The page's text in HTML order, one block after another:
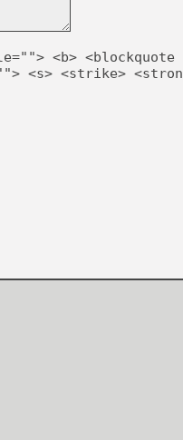
<b> <blockquote
<s> <strike>